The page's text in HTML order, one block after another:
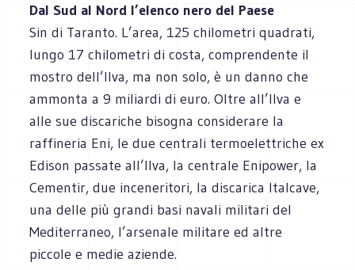
Dal Sud al Nord l’elenco nero del Paese
Sin di Taranto. L’area, 125 chilometri quadrati,
lungo 17 chilometri di costa, comprendente il
mostro dell’Ilva, ma non solo, è un danno che
ammonta a 9 miliardi di euro. Oltre all’Ilva e
alle sue discariche bisogna considerare la
raffineria Eni, le due centrali termoelettriche ex
Edison passate all’Ilva, la centrale Enipower, la
Cementir, due inceneritori, la discarica Italcave,
una delle più grandi basi navali militari del
Mediterraneo, l’arsenale militare ed altre
piccole e medie aziende.